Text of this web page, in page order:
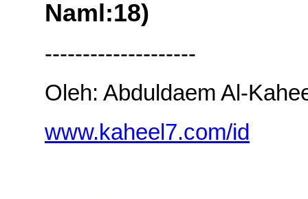
Naml:18)
--------------------
Oleh: Abduldaem Al-
www.kaheel7.com/id